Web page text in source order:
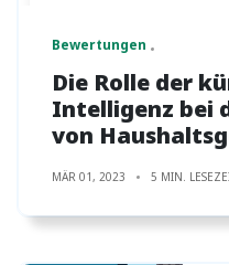
Bewertungen
Die Rolle der
Intelligenz bei
von
MÄR 01, 2023 5 MIN.